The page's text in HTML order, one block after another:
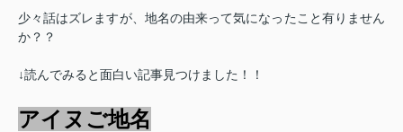
少々話はズレますが、地名の由来って気になったこと有りません
か？？
↓読んでみると面白い記事見つけました！！
アイヌご地名